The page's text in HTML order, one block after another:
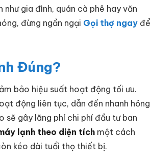
gia đình, quán cà phê hay văn
đừng ngần ngại Gọi thợ ngay để
Đúng?
bảo hiệu suất hoạt động tối ưu.
động liên tục, dẫn đến nhanh hỏng
sẽ gây lãng phí chi phí đầu tư ban
lạnh theo diện tích một cách
kéo dài tuổi thọ thiết bị.